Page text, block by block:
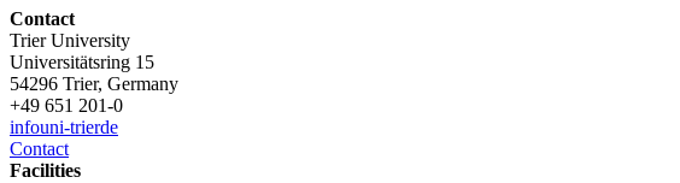
Contact
Trier University
Universitätsring 15
54296 Trier, Germany
+49 651 201-0
infouni-trierde
Contact
Facilities